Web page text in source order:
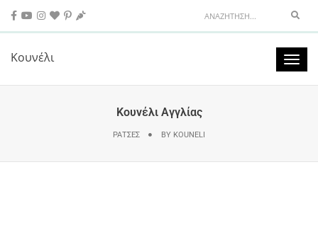
Κουνέλι
Toggle
Κουνέλι Αγγλίας
ΡΆΤΣΕΣ BY KOUNELI